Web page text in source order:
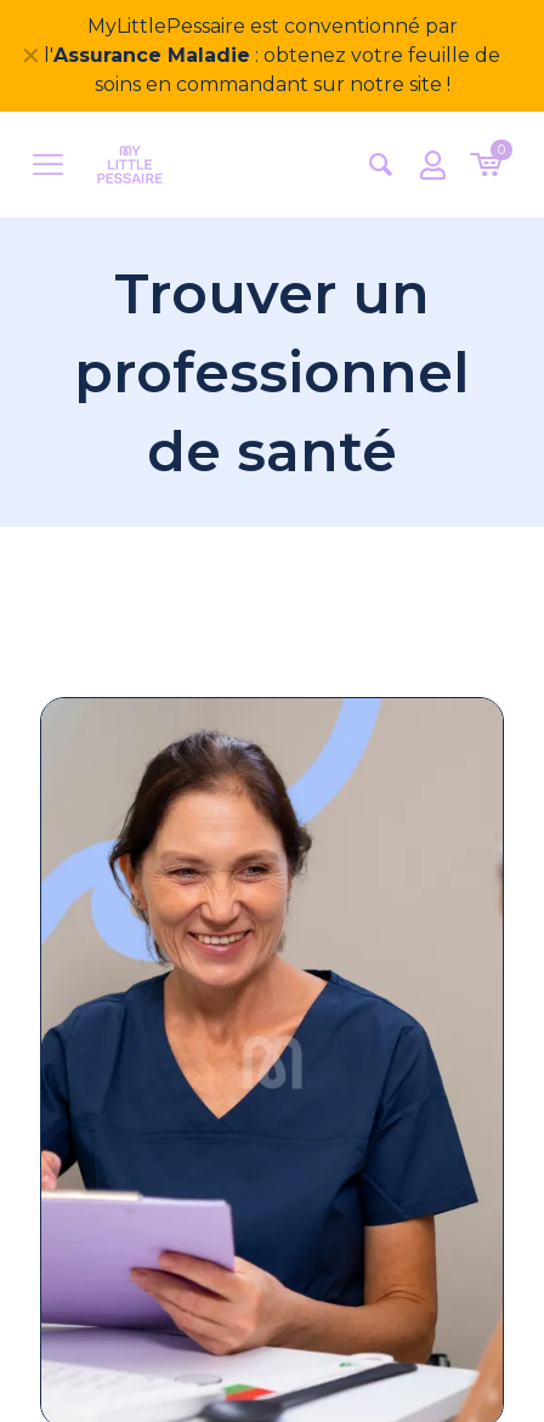
MyLittlePessaire est conventionné par
l'Assurance Maladie : obtenez votre feuille de
soins en commandant sur notre site !
✕
0
Trouver un
professionnel
de santé